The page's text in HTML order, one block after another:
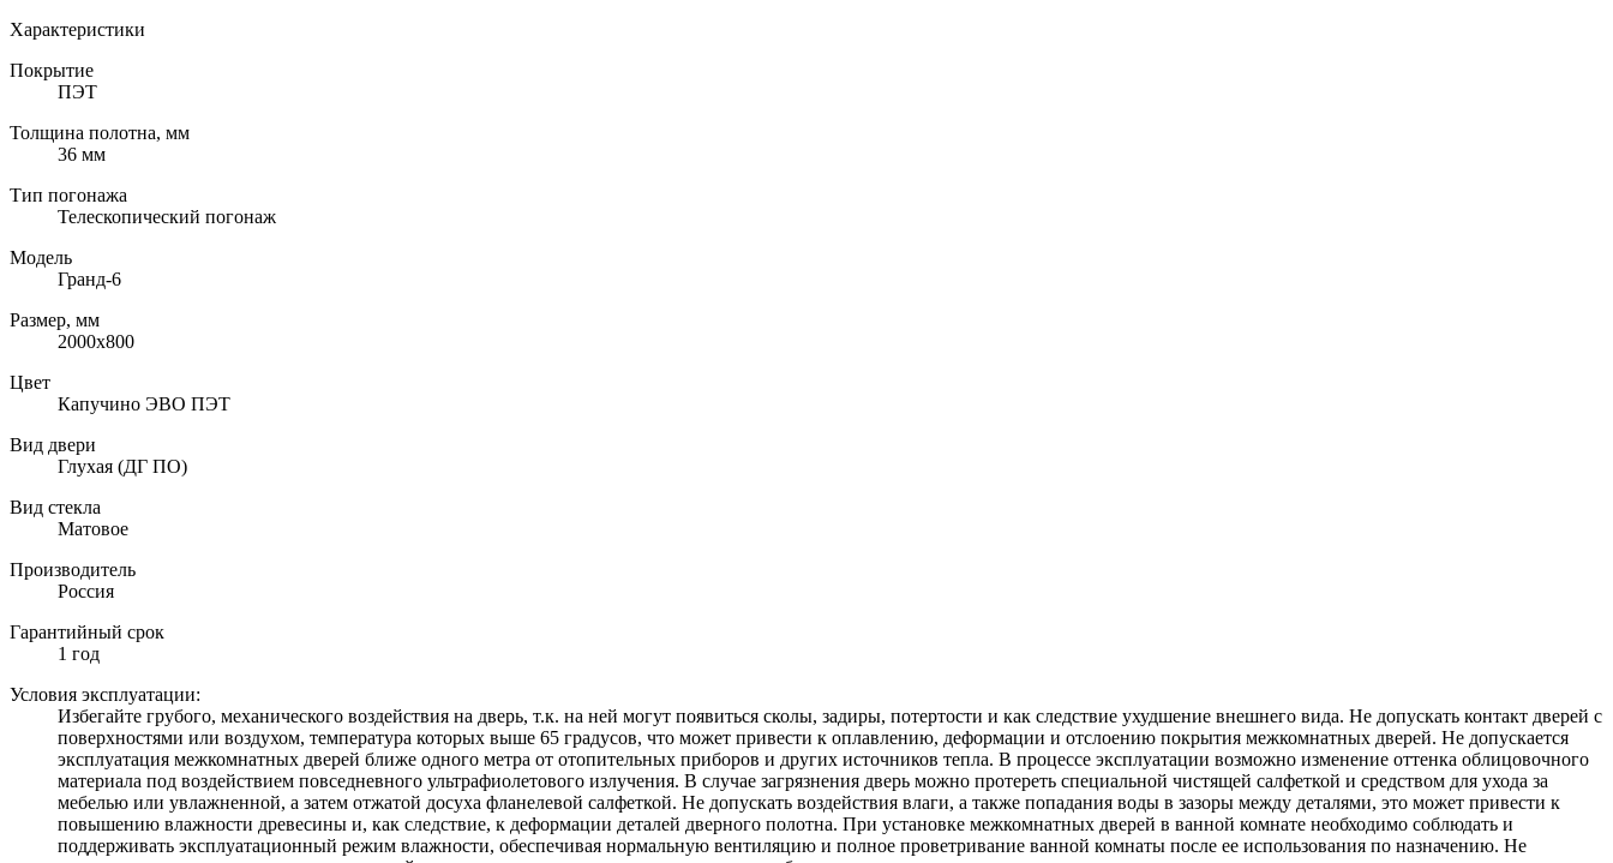
Характеристики
Покрытие
ПЭТ
Толщина полотна, мм
36 мм
Тип погонажа
Телескопический погонаж
Модель
Гранд-6
Размер, мм
2000х800
Цвет
Капучино ЭВО ПЭТ
Вид двери
Глухая (ДГ ПО)
Вид стекла
Матовое
Производитель
Россия
Гарантийный срок
1 год
Условия эксплуатации:
Избегайте грубого, механического воздействия на дверь, т.к. на ней могут появиться сколы, задиры, потертости и как следствие ухудшение внешнего вида. Не допускать контакт дверей с
поверхностями или воздухом, температура которых выше 65 градусов, что может привести к оплавлению, деформации и отслоению покрытия межкомнатных дверей. Не допускается
эксплуатация межкомнатных дверей ближе одного метра от отопительных приборов и других источников тепла. В процессе эксплуатации возможно изменение оттенка облицовочного
материала под воздействием повседневного ультрафиолетового излучения. В случае загрязнения дверь можно протереть специальной чистящей салфеткой и средством для ухода за
мебелью или увлажненной, а затем отжатой досуха фланелевой салфеткой. Не допускать воздействия влаги, а также попадания воды в зазоры между деталями, это может привести к
повышению влажности древесины и, как следствие, к деформации деталей дверного полотна. При установке межкомнатных дверей в ванной комнате необходимо соблюдать и
поддерживать эксплуатационный режим влажности, обеспечивая нормальную вентиляцию и полное проветривание ванной комнаты после ее использования по назначению. Не